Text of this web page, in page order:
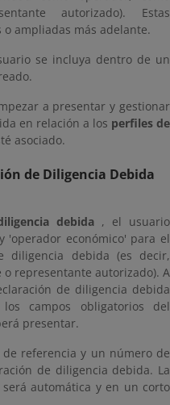
autorizado). Estas
ampliadas más adelante.
se incluya dentro de un
a presentar y gestionar
en relación a los perfiles de
asociado.
de Diligencia Debida
debida, el usuario
'operador económico' para el
diligencia debida (es decir,
representante autorizado). A
de diligencia debida
campos obligatorios del
presentar.
referencia y un número de
de diligencia debida. La
automática y en un corto